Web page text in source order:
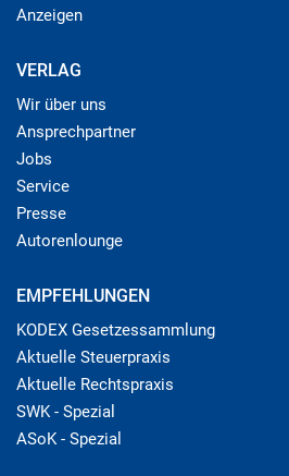
Anzeigen
VERLAG
Wir über uns
Ansprechpartner
Jobs
Service
Presse
Autorenlounge
EMPFEHLUNGEN
KODEX Gesetzessammlung
Aktuelle Steuerpraxis
Aktuelle Rechtspraxis
SWK - Spezial
ASoK - Spezial